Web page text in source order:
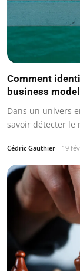
Comment
business
Dans un univers
savoir détecter le
Cédric Gauthier 19